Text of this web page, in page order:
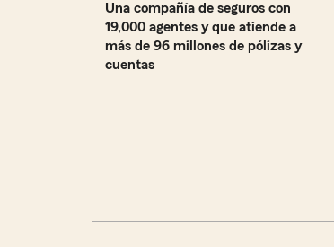
Una compañía de seguros con
19,000 agentes y que atiende a
más de 96 millones de pólizas y
cuentas